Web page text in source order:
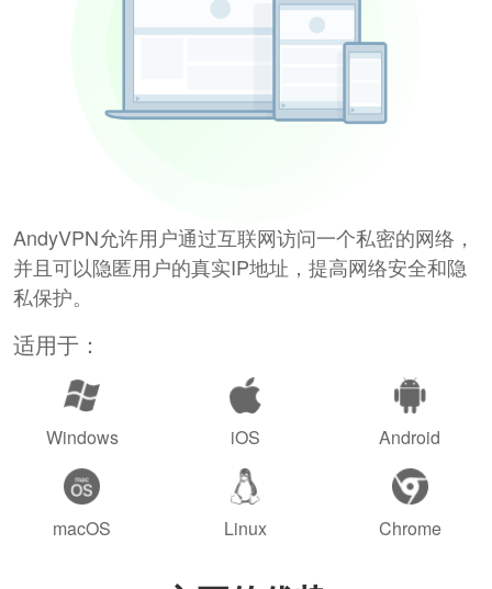
AndyVPN允许用户通过互联网访问一个私密的网络，
并且可以隐匿用户的真实IP地址，提高网络安全和隐
私保护。
适用于：
Windows iOS Android
macOS Linux Chrome